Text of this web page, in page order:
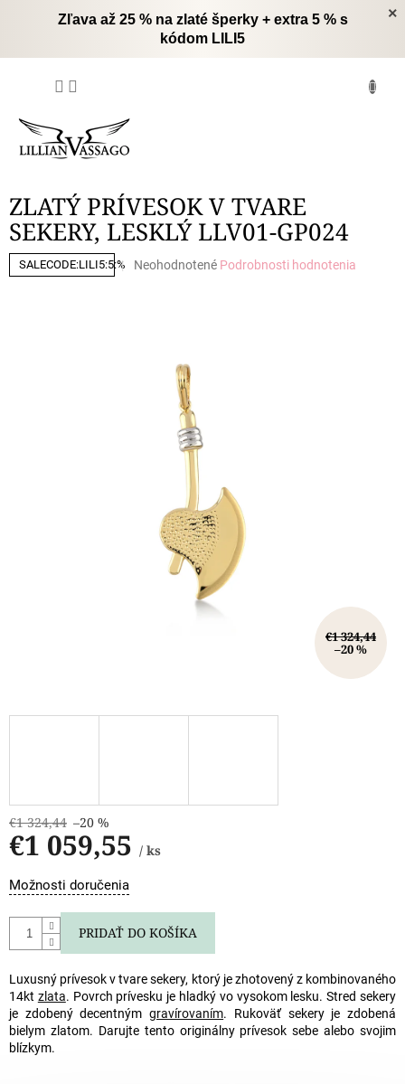
×
Zľava až 25 % na zlaté šperky + extra 5 % s
kódom LILI5
ZLATÝ PRÍVESOK V TVARE
SEKERY, LESKLÝ LLV01-GP024
SALECODE:LILI5:5:%
Priemerné
hviezdičiek.
Neohodnotené Podrobnosti hodnotenia
€1 324,44
–20 %
€1 324,44 –20 %
€1 059,55 / ks
Jednotková
cena:
Možnosti doručenia
PRIDAŤ DO KOŠÍKA
Luxusný prívesok v tvare sekery, ktorý je zhotovený z kombinovaného
14kt zlata. Povrch prívesku je hladký vo vysokom lesku. Stred sekery
je zdobený decentnýmgravírovaním. Rukoväť sekery je zdobená
bielym zlatom. Darujte tento originálny prívesok sebe alebo svojim
blízkym.